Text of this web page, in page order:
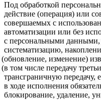
Под обработкой
действие (операция) или
совершаемых с
автоматизации или без
с персональными данными,
систематизацию,
(обновление, изменение)
(в том числе передачу
трансграничную передачу,
в ходе исполнения
блокирование, удаление,